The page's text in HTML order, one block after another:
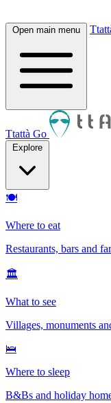
Open main menu
Ttattà Go
Explore
🍽
Where to eat
Restaurants, bars and
🏛
What to see
Villages, monuments
🛌
Where to sleep
B&Bs and holiday